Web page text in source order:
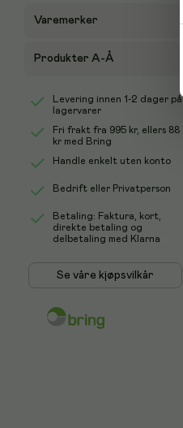
Varemerker
Produkter A-Å
Levering innen 1-2 dager på
lagervarer
Fri frakt fra 995 kr, ellers 88
kr med Bring
Handle enkelt uten konto
Bedrift eller Privatperson
Betaling: Faktura, kort,
direkte betaling og
delbetaling med Klarna
Se våre kjøpsvilkår